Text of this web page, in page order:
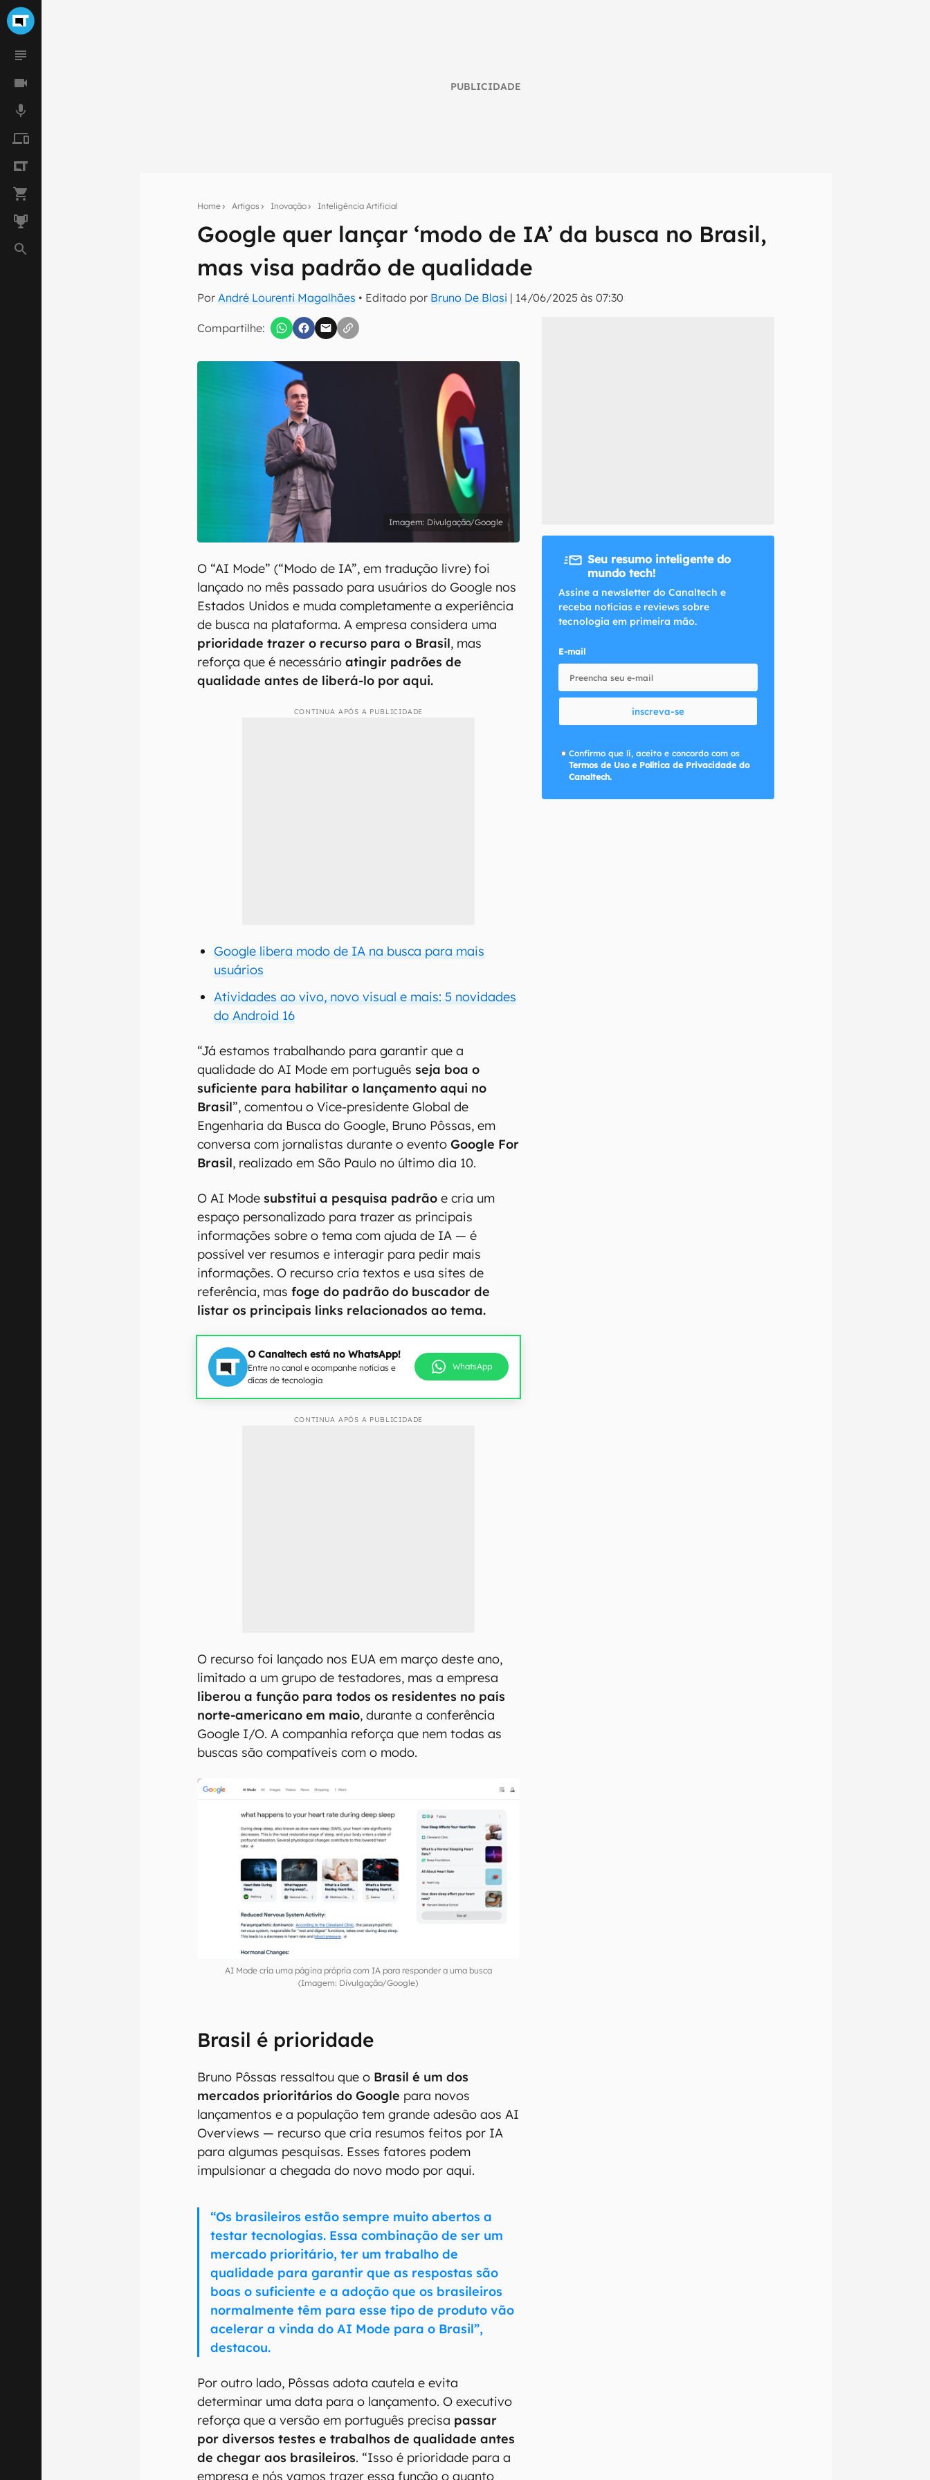
PUBLICIDADE
Home Artigos Inovação Inteligência Artificial
Google quer lançar ‘modo de IA’ da busca no Brasil,
mas visa padrão de qualidade
PorAndré Lourenti Magalhães • Editado por Bruno De Blasi | 14/06/2025 às 07:30
Compartilhe:
Seu resumo inteligente do mundo tech!
Assine a newsletter do Canaltech e receba notícias e reviews sobre tecnologia em primeira
inscreva-se
Confirmo que li, aceito e concordo com os Termos de Uso e Política de Privacidade do Canaltech.
Divulgação/Google
O “AI Mode” (“Modo de IA”, em tradução livre) foi
lançado no mês passado para usuários do Google nos
Estados Unidos e muda completamente a experiência
de busca na plataforma. A empresa considera uma
prioridade trazer o recurso para o Brasil, mas
reforça que é necessárioatingir padrões de
qualidade antes de liberá-lo por aqui.
CONTINUA APÓS A PUBLICIDADE
Google libera modo de IA na busca para mais
usuários
Atividades ao vivo, novo visual e mais: 5 novidades
do Android 16
“Já estamos trabalhando para garantir que a
qualidade do AI Mode em portuguêsseja boa o
suficiente para habilitar o lançamento aqui no
Brasil”, comentou o Vice-presidente Global de
Engenharia da Busca do Google, Bruno Pôssas, em
conversa com jornalistas durante o eventoGoogle For
Brasil, realizado em São Paulo no último dia 10.
O AI Modesubstitui a pesquisa padrão e cria um
espaço personalizado para trazer as principais
informações sobre o tema com ajuda de IA — é
possível ver resumos e interagir para pedir mais
informações. O recurso cria textos e usa sites de
referência, mas foge do padrão do buscador de
listar os principais links relacionados ao tema.
O Canaltech está no WhatsApp!
Entre no canal e acompanhe notícias e
dicas de tecnologia
WhatsApp
CONTINUA APÓS A PUBLICIDADE
O recurso foi lançado nos EUA em março deste ano,
limitado a um grupo de testadores, mas a empresa
liberou a função para todos os residentes no país
norte-americano em maio, durante a conferência
Google I/O. A companhia reforça que nem todas as
buscas são compatíveis com o modo.
AI Mode cria uma página própria com IA para responder a uma busca
(Imagem: Divulgação/Google)
Brasil é prioridade
Bruno Pôssas ressaltou que o Brasil é um dos
mercados prioritários do Google para novos
lançamentos e a população tem grande adesão aos AI
Overviews — recurso que cria resumos feitos por IA
para algumas pesquisas. Esses fatores podem
impulsionar a chegada do novo modo por aqui.
“Os brasileiros estão sempre muito abertos a
testar tecnologias. Essa combinação de ser um
mercado prioritário, ter um trabalho de
qualidade para garantir que as respostas são
boas o suficiente e a adoção que os brasileiros
normalmente têm para esse tipo de produto vão
acelerar a vinda do AI Mode para o Brasil”,
destacou.
Por outro lado, Pôssas adota cautela e evita
determinar uma data para o lançamento. O executivo
reforça que a versão em português precisa passar
por diversos testes e trabalhos de qualidade antes
de chegar aos brasileiros. “Isso é prioridade para a
empresa e nós vamos trazer essa função o quanto
Seu resumo inteligente do
mundo tech!
Assine a newsletter do Canaltech e
receba notícias e reviews sobre
tecnologia em primeira mão.
E-mail
inscreva-se
Confirmo que li, aceito e concordo com os
Termos de Uso e Política de Privacidade do
Canaltech.